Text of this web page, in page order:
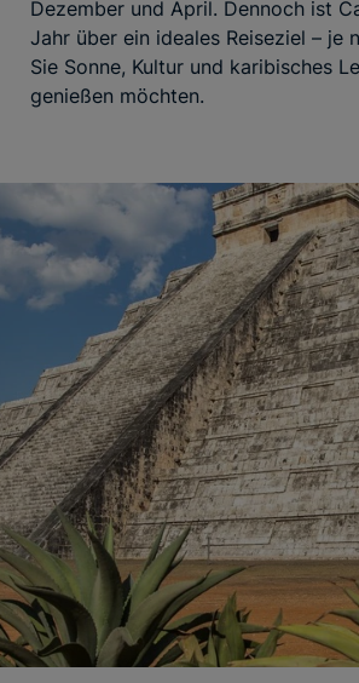
Dezember und April. Dennoch ist
Jahr über ein ideales Reiseziel – je
Sie Sonne, Kultur und karibisches
genießen möchten.